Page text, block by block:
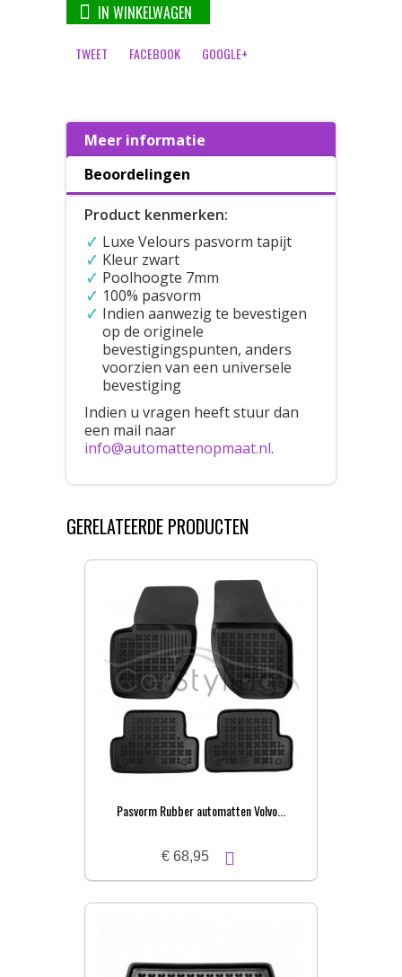
IN WINKELWAGEN
TWEET FACEBOOK GOOGLE+
Meer informatie
Beoordelingen
Product kenmerken:
Luxe Velours pasvorm tapijt
Kleur zwart
Poolhoogte 7mm
100% pasvorm
Indien aanwezig te bevestigen
op de originele
bevestigingspunten, anders
voorzien van een universele
bevestiging
Indien u vragen heeft stuur dan
een mail naar
info@automattenopmaat.nl.
GERELATEERDE PRODUCTEN
Pasvorm Rubber automatten Volvo...
€ 68,95